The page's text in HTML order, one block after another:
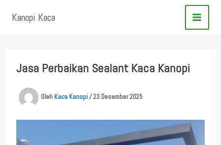
Kanopi Kaca
Jasa Perbaikan Sealant Kaca Kanopi
Oleh Kaca Kanopi/23 Desember 2025